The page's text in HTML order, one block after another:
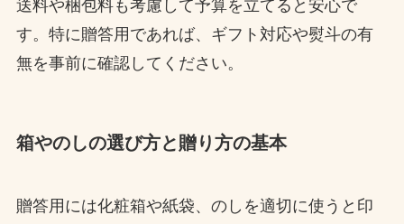
送料や梱包料も考慮して予算を立てると安心で
す。特に贈答用であれば、ギフト対応や熨斗の有
無を事前に確認してください。
箱やのしの選び方と贈り方の基本
贈答用には化粧箱や紙袋、のしを適切に使うと印